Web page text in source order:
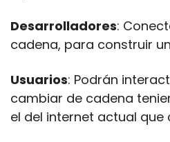
Desarrolladores:
cadena, para construir
Usuarios: Podrán
cambiar de cadena
el del internet actual que